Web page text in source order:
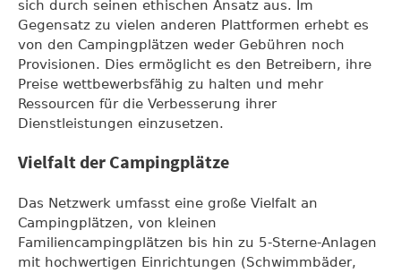
sich durch seinen ethischen Ansatz aus. Im
Gegensatz zu vielen anderen Plattformen erhebt es
von den Campingplätzen weder Gebühren noch
Provisionen. Dies ermöglicht es den Betreibern, ihre
Preise wettbewerbsfähig zu halten und mehr
Ressourcen für die Verbesserung ihrer
Dienstleistungen einzusetzen.
Vielfalt der Campingplätze
Das Netzwerk umfasst eine große Vielfalt an
Campingplätzen, von kleinen
Familiencampingplätzen bis hin zu 5-Sterne-Anlagen
mit hochwertigen Einrichtungen (Schwimmbäder,